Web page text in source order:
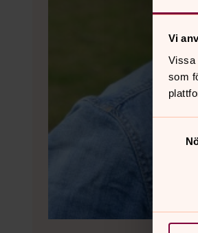
Vi
Vissa
som